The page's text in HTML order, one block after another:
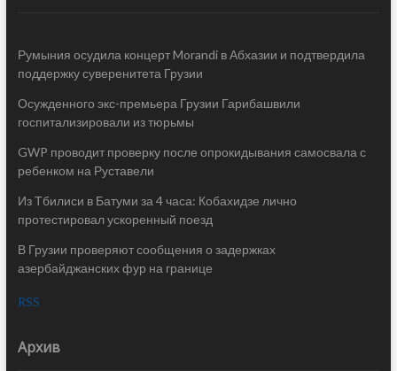
Румыния осудила концерт Morandi в Абхазии и подтвердила
поддержку суверенитета Грузии
Осужденного экс-премьера Грузии Гарибашвили
госпитализировали из тюрьмы
GWP проводит проверку после опрокидывания самосвала с
ребенком на Руставели
Из Тбилиси в Батуми за 4 часа: Кобахидзе лично
протестировал ускоренный поезд
В Грузии проверяют сообщения о задержках
азербайджанских фур на границе
RSS
Архив